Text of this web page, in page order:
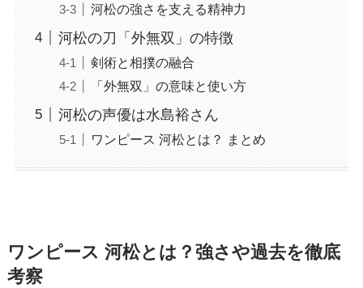
河松の強さを支える精神力
河松の刀「外無双」の特徴
剣術と相撲の融合
「外無双」の意味と使い方
河松の声優は水島裕さん
ワンピース 河松とは？ まとめ
ワンピース 河松とは？強さや過去を徹底
考察